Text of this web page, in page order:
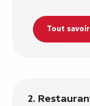
Tout
2.